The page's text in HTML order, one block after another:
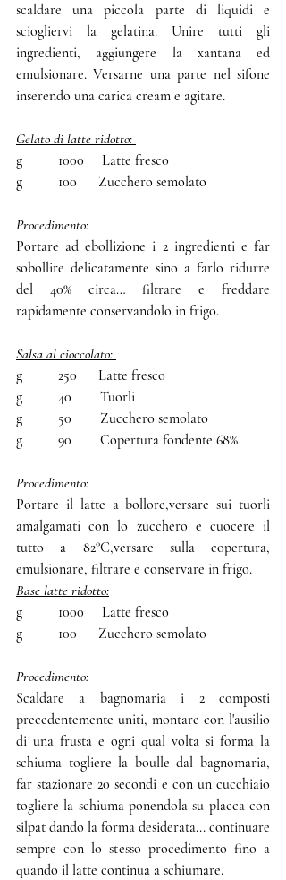
scaldare una piccola parte di liquidi e
sciogliervi la gelatina. Unire tutti gli
ingredienti, aggiungere la xantana ed
emulsionare. Versarne una parte nel sifone
inserendo una carica cream e agitare.
Gelato di latte ridotto:
g          1000     Latte fresco
g          100      Zucchero semolato
Procedimento:
Portare ad ebollizione i 2 ingredienti e far
sobollire delicatamente sino a farlo ridurre
del 40% circa… filtrare e freddare
rapidamente conservandolo in frigo.
Salsa al cioccolato:
g          250      Latte fresco
g          40        Tuorli
g          50        Zucchero semolato
g          90        Copertura fondente 68%
Procedimento:
Portare il latte a bollore,versare sui tuorli
amalgamati con lo zucchero e cuocere il
tutto a 82°C,versare sulla copertura,
emulsionare, filtrare e conservare in frigo.
Base latte ridotto:
g          1000     Latte fresco
g          100      Zucchero semolato
Procedimento:
Scaldare a bagnomaria i 2 composti
precedentemente uniti, montare con l'ausilio
di una frusta e ogni qual volta si forma la
schiuma togliere la boulle dal bagnomaria,
far stazionare 20 secondi e con un cucchiaio
togliere la schiuma ponendola su placca con
silpat dando la forma desiderata... continuare
sempre con lo stesso procedimento fino a
quando il latte continua a schiumare.